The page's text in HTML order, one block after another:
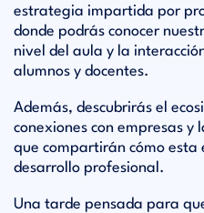
estrategia impartida por
donde podrás conocer
nivel del aula y la
alumnos y docentes.
Además, descubrirás el
conexiones con empresas y
que compartirán cómo esta
desarrollo profesional.
Una tarde pensada para